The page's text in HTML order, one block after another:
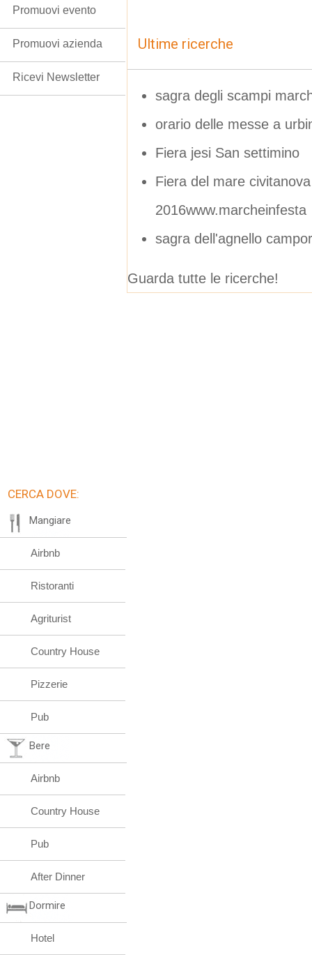
Ultime ricerche
sagra degli scampi
orario delle messe a
Fiera jesi San settimino
Fiera del mare
2016www.marcheinfesta
sagra dell'agnello
Guarda tutte le ricerche!
Promuovi evento
Promuovi azienda
Ricevi Newsletter
CERCA DOVE:
Mangiare
Airbnb
Ristoranti
Agriturist
Country House
Pizzerie
Pub
Bere
Airbnb
Country House
Pub
After Dinner
Dormire
Hotel